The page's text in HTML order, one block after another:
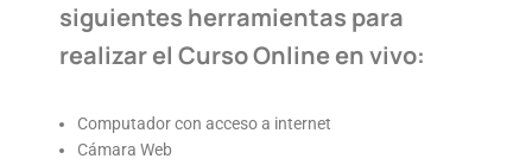
siguientes herramientas para
realizar el Curso Online en vivo:
Computador con acceso a internet
Cámara Web